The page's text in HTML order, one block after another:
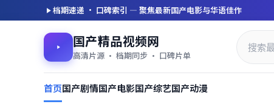
档期速递 · 口碑索引 — 聚焦最新国产电影与华语佳作
国产精品视频网
高清片源 · 档期同步 · 口碑片单
首页国产剧情国产电影国产综艺国产动漫